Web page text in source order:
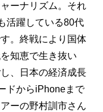
ーナリズム。それ
活躍している80代
。終戦により国体
知恵で生き抜い
、日本の経済成長
ドからiPhoneまで
ーの野村訓市さん